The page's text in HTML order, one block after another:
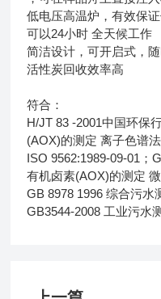
低电压高温炉，有效保
可以24小时 全天候工作
简洁设计，可开启式，
活性炭回收效率高
符合：
H/JT 83 -2001中国环保
(AOX)的测定 离子色谱法
ISO 9562:1989-09-01；
有机卤素(AOX)的测定
GB 8978 1996 综合污水
GB3544-2008 工业污水